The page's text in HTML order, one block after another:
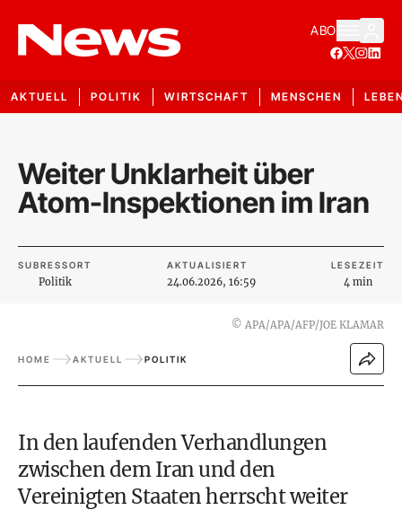
ABO
AKTUELL POLITIK WIRTSCHAFT MENSCHEN
Weiter Unklarheit über
Atom-Inspektionen im Iran
SUBRESSORT
Politik
AKTUALISIERT
24.06.2026, 16:59
LESEZEIT
4 min
© APA/APA/AFP/JOE KLAMAR
HOME AKTUELL POLITIK
In den laufenden Verhandlungen
zwischen dem Iran und den
Vereinigten Staaten herrscht weiter